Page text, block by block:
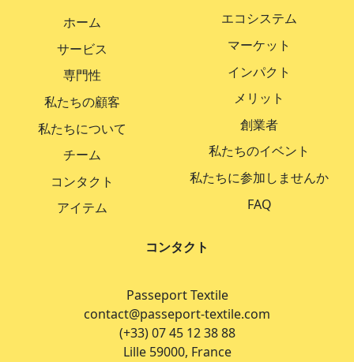
ホーム
サービス
専門性
私たちの顧客
私たちについて
チーム
コンタクト
アイテム
エコシステム
マーケット
インパクト
メリット
創業者
私たちのイベント
私たちに参加しませんか
FAQ
コンタクト
Passeport Textile
contact@passeport-textile.com
(+33) 07 45 12 38 88
Lille 59000, France